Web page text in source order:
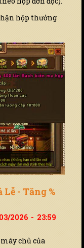
hộp thưởng
- Tăng %
2026 - 23:59
chủ của